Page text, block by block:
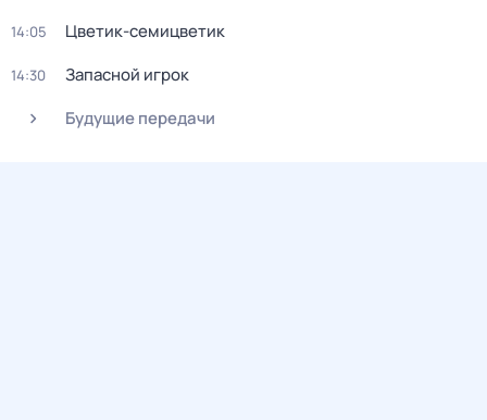
14:05 Цветик-семицветик
14:30
Запасной игрок
Будущие передачи